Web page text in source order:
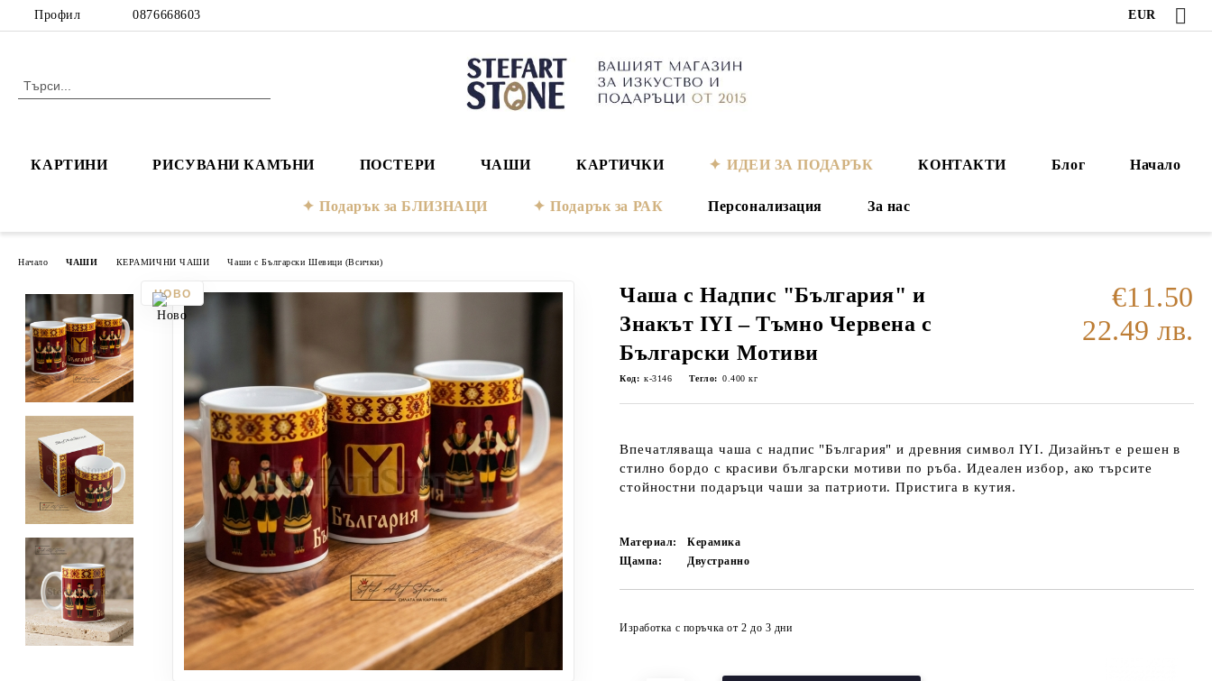
Профил 0876668603 EUR
КАРТИНИ РИСУВАНИ КАМЪНИ ПОСТЕРИ ЧАШИ КАРТИЧКИ ИДЕИ ЗА ПОДАРЪК КОНТАКТИ Блог Начало
Подарък за БЛИЗНАЦИ Подарък за РАК Персонализация За нас
Начало ЧАШИ КЕРАМИЧНИ ЧАШИ Чаши с Български Шевици (Всички)
Чаша с Надпис "България" и
Знакът IYI – Тъмно Червена с
Български Мотиви
€11.50
22.49 лв.
Код: к-3146 Тегло: 0.400 кг
Впечатляваща чаша с надпис "България" и древния символ IYI. Дизайнът е решен в
стилно бордо с красиви български мотиви по ръба. Идеален избор, ако търсите
стойностни подаръци чаши за патриоти. Пристига в кутия.
Материал:
Керамика
Щампа:
Двустранно
Изработка с поръчка от 2 до 3 дни